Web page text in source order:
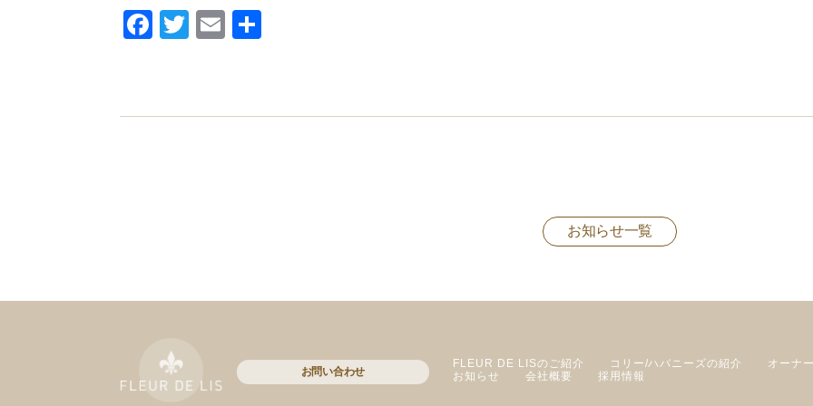
Facebook
TwitterEmail
お知らせ一覧
お問い合わせ
FLEUR DE LISのご紹介 コリー/ハバニーズの紹介 オーナ
お知らせ
会社概要 採用情報